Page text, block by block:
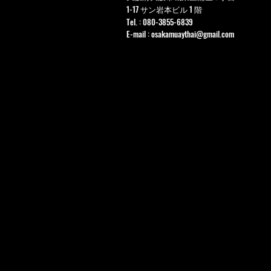
1-17 サン岩本ビル 1 階
Tel. : 080-3855-6839
E-mail :osakamuaythai@gmail.com